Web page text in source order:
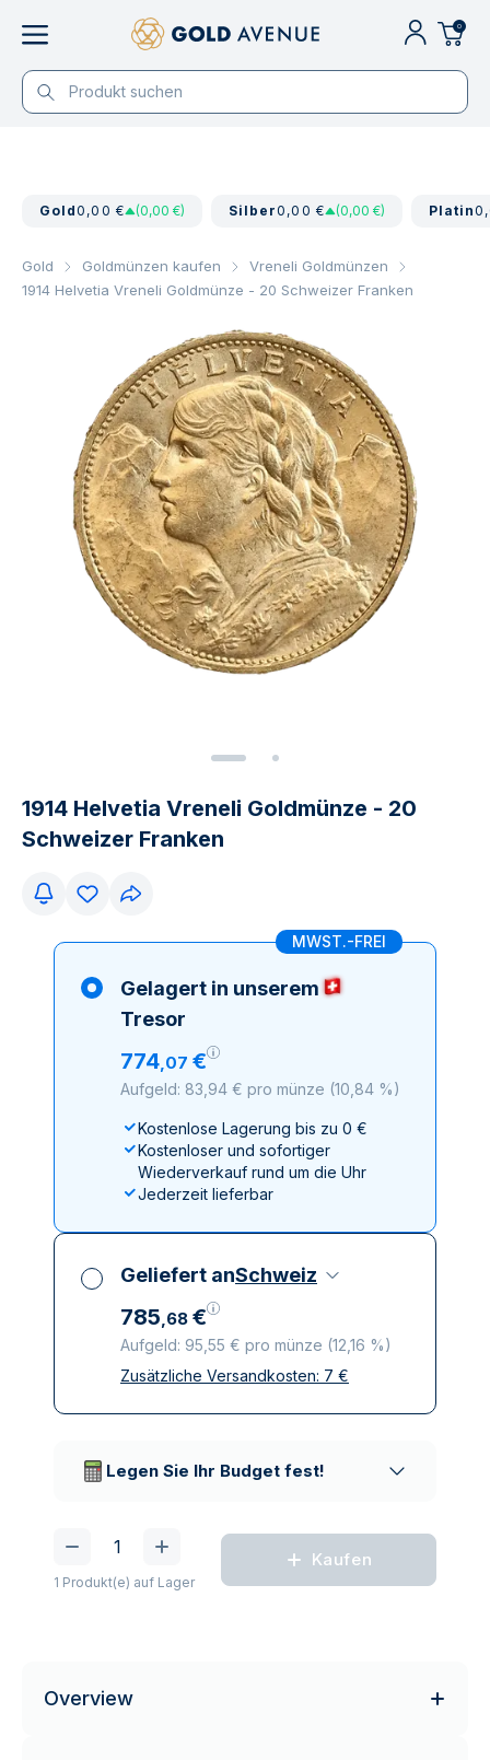
0
Gold0,00 € (0,00 €) Silber0,00 € (0,00 €) Platin
Gold Goldmünzen kaufen
Vreneli Goldmünzen
1914 Helvetia Vreneli Goldmünze - 20 Schweizer Franken
1914 Helvetia Vreneli Goldmünze - 20
Schweizer Franken
MWST.-FREI
Gelagert in unserem
Tresor
774,07 €
Aufgeld: 83,94 € pro münze (10,84 %)
Kostenlose Lagerung bis zu 0 €
Kostenloser und sofortiger
Wiederverkauf rund um die Uhr
Jederzeit lieferbar
Geliefert anSchweiz
785,68 €
Aufgeld: 95,55 € pro münze (12,16 %)
Alle Steuern inbegriffen
Zusätzliche Versandkosten: 7 €
Legen Sie Ihr Budget fest!
1 Produkt(e) auf Lager
Kaufen
Overview